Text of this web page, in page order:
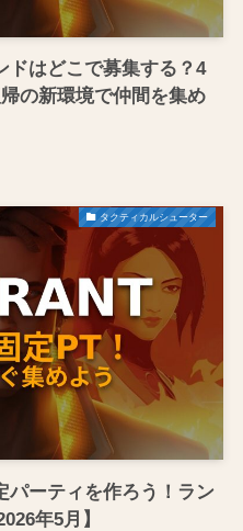
ドはどこで募集する？4
の新環境で仲間を集め
タクティカルシューター
パーティを作ろう！ラン
年5月】